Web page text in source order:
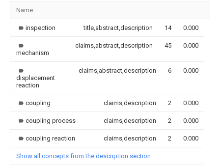
Name
inspection title,abstract,description 14 0.000
mechanism
claims,abstract,description 45 0.000
displacement
reaction
claims,abstract,description 6 0.000
coupling claims,description 2 0.000
coupling process claims,description 2 0.000
coupling reaction claims,description 2 0.000
Show all concepts from the description section